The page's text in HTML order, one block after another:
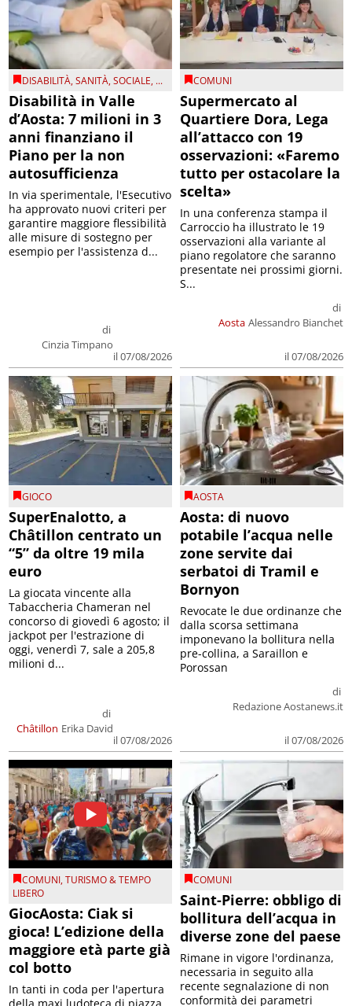
DISABILITÀ,SANITÀ,SOCIALE, ...
Disabilità in Valle
d’Aosta: 7 milioni in 3
anni finanziano il
Piano per la non
autosufficienza
di
Cinzia Timpano
il 07/08/2026
In via sperimentale, l'Esecutivo
ha approvato nuovi criteri per
garantire maggiore flessibilità
alle misure di sostegno per
esempio per l'assistenza d...
COMUNI
Supermercato al
Quartiere Dora, Lega
all’attacco con 19
osservazioni: «Faremo
tutto per ostacolare la
scelta»
Aosta
di
Alessandro Bianchet
il 07/08/2026
In una conferenza stampa il
Carroccio ha illustrato le 19
osservazioni alla variante al
piano regolatore che saranno
presentate nei prossimi giorni.
S...
GIOCO
SuperEnalotto, a
Châtillon centrato un
“5” da oltre 19 mila
euro
Châtillon
di
Erika David
il 07/08/2026
La giocata vincente alla
Tabaccheria Chameran nel
concorso di giovedì 6 agosto; il
jackpot per l'estrazione di
oggi, venerdì 7, sale a 205,8
milioni d...
AOSTA
Aosta: di nuovo
potabile l’acqua nelle
zone servite dai
serbatoi di Tramil e
Bornyon
di
Redazione Aostanews.it
il 07/08/2026
Revocate le due ordinanze che
dalla scorsa settimana
imponevano la bollitura nella
pre-collina, a Saraillon e
Porossan
COMUNI,TURISMO & TEMPO
LIBERO
GiocAosta: Ciak si
gioca! L’edizione della
maggiore età parte già
col botto
In tanti in coda per l'apertura
COMUNI
Saint-Pierre: obbligo di
bollitura dell’acqua in
diverse zone del paese
Rimane in vigore l'ordinanza,
necessaria in seguito alla
recente segnalazione di non
conformità dei parametri